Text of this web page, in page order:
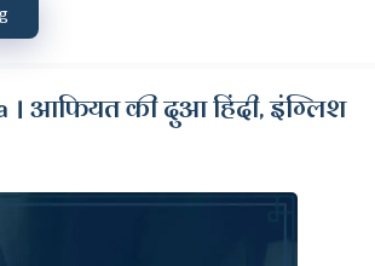
। आफियत की दुआ हिंदी, इंग्लिश